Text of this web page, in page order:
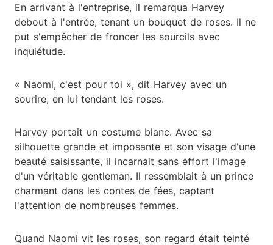
En arrivant à l'entreprise, il remarqua Harvey
debout à l'entrée, tenant un bouquet de roses. Il ne
put s'empêcher de froncer les sourcils avec
inquiétude.
« Naomi, c'est pour toi », dit Harvey avec un
sourire, en lui tendant les roses.
Harvey portait un costume blanc. Avec sa
silhouette grande et imposante et son visage d'une
beauté saisissante, il incarnait sans effort l'image
d'un véritable gentleman. Il ressemblait à un prince
charmant dans les contes de fées, captant
l'attention de nombreuses femmes.
Quand Naomi vit les roses, son regard était teinté